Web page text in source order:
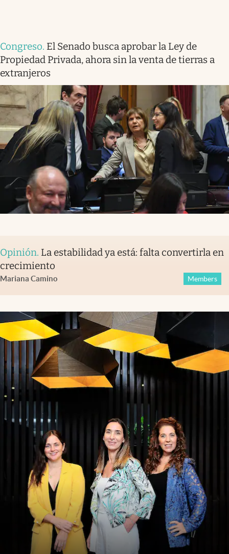
Congreso. El Senado busca aprobar la Ley de
Propiedad Privada, ahora sin la venta de tierras a
extranjeros
Opinión. La estabilidad ya está: falta convertirla en
crecimiento
Mariana Camino Members